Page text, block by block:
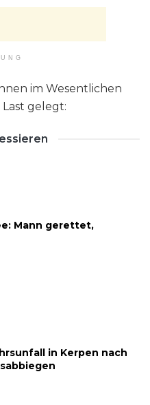
im Wesentlichen
gelegt:
Mann gerettet,
in Kerpen nach